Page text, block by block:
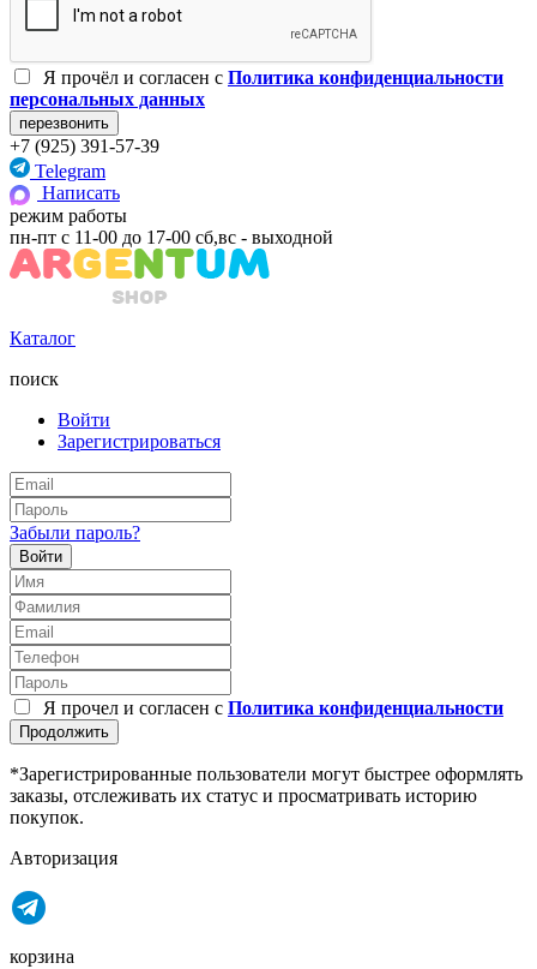
Я прочёл и согласен c Политика конфиденциальности
персональных данных
+7 (925) 391-57-39
Telegram
Написать
режим работы
пн-пт с 11-00 до 17-00 сб,вс - выходной
Каталог
поиск
Войти
Зарегистрироваться
Забыли пароль?
Войти
Я прочел и согласен с Политика конфиденциальности
Продолжить
*Зарегистрированные пользователи могут быстрее оформлять
заказы, отслеживать их статус и просматривать историю
покупок.
Авторизация
корзина